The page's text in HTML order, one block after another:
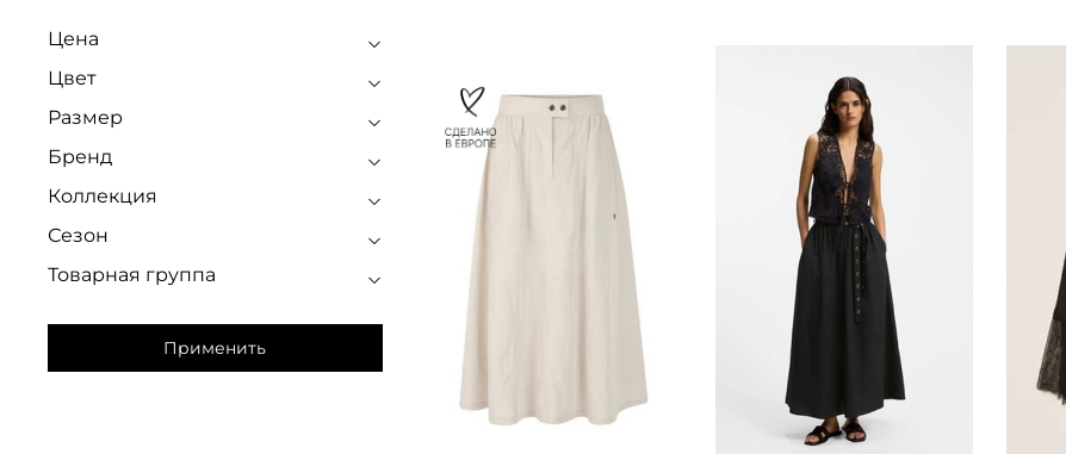
Цена
Цвет
Размер
Бренд
Коллекция
Сезон
Товарная группа
Применить